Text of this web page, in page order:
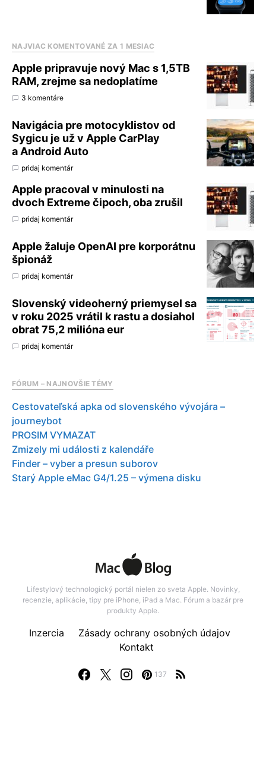
NAJVIAC KOMENTOVANÉ ZA 1 MESIAC
Apple pripravuje nový Mac s 1,5TB
RAM, zrejme sa nedoplatíme
3 komentáre
Navigácia pre motocyklistov od
Sygicu je už v Apple CarPlay
a Android Auto
pridaj komentár
Apple pracoval v minulosti na
dvoch Extreme čipoch, oba zrušil
pridaj komentár
Apple žaluje OpenAI pre korporátnu
špionáž
pridaj komentár
Slovenský videoherný priemysel sa
v roku 2025 vrátil k rastu a dosiahol
obrat 75,2 milióna eur
pridaj komentár
FÓRUM – NAJNOVŠIE TÉMY
Cestovateľská apka od slovenského vývojára –
journeybot
PROSIM VYMAZAT
Zmizely mi události z kalendáře
Finder – vyber a presun suborov
Starý Apple eMac G4/1.25 – výmena disku
Lifestylový technologický portál nielen zo sveta Apple. Novinky,
recenzie, aplikácie, tipy pre iPhone, iPad a Mac. Fórum a bazár pre
produkty Apple.
137
Inzercia
Zásady ochrany osobných údajov
Kontakt